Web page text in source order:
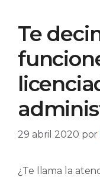
Te
29 abril 2020 por
¿Te llama la